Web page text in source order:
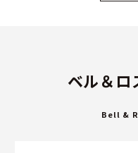
ベル＆ロ
Bell &